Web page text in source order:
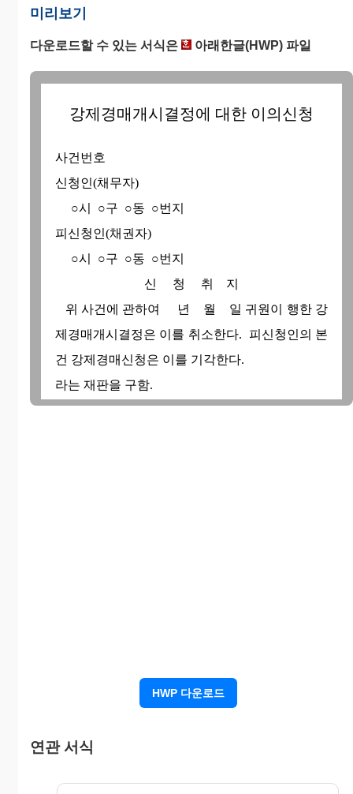
미리보기
다운로드할 수 있는 서식은 아래한글(HWP) 파일
강제경매개시결정에 대한 이의신청
사건번호
신청인(채무자)
○시 ○구 ○동 ○번지
피신청인(채권자)
○시 ○구 ○동 ○번지
신 청 취 지
위 사건에 관하여 년 월 일 귀원이 행한 강
제경매개시결정은 이를 취소한다. 피신청인의 본
건 강제경매신청은 이를 기각한다.
라는 재판을 구함.
신 청 이 유
므로 본건 이의를 신청하는 바입니다.
○○○○년 ○월 ○일
위 신청인(채무자)
(인)
HWP 다운로드
연관 서식